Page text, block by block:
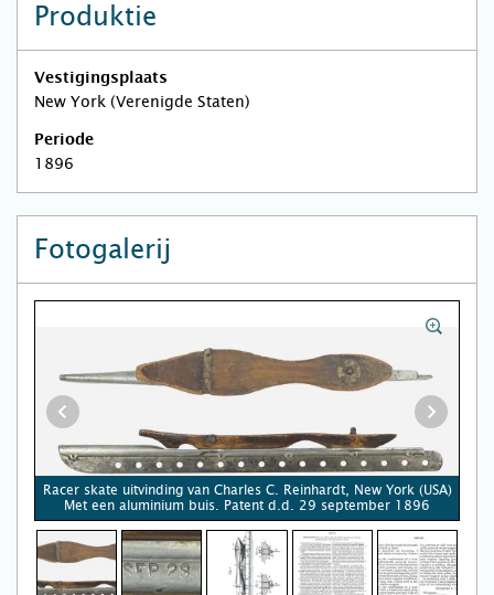
Produktie
Vestigingsplaats
New York (Verenigde Staten)
Periode
1896
Fotogalerij
Racer skate uitvinding van Charles C. Reinhardt, New York (USA)
Met een aluminium buis. Patent d.d. 29 september 1896